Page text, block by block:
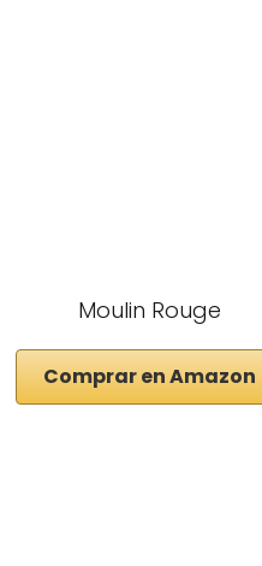
Moulin Rouge
Comprar en Amazon